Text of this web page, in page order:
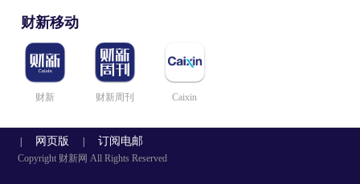
财新移动
财新 财新周刊 Caixin
网页版 订阅电邮
Copyright 财新网 All Rights Reserved